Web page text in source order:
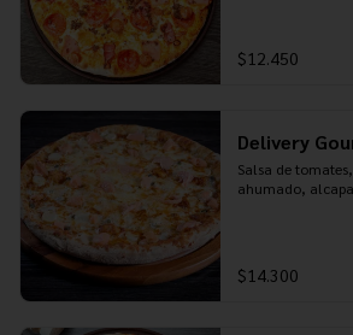
$12.450
Delivery
Salsa de
ahumado,
$14.300